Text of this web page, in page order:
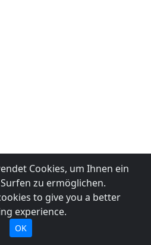
Cookies, um Ihnen ein
zu ermöglichen.
to give you a better
experience.
OK